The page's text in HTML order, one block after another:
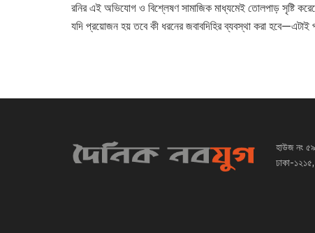
রনির এই অভিযোগ ও বিশ্লেষণ সামাজিক মাধ্যমেই তোলপাড় সৃষ্টি
যদি প্রয়োজন হয় তবে কী ধরনের জবাবদিহির ব্যবস্থা করা হবে—এটাই
হাউজ নং
ঢাকা-১২১৫,